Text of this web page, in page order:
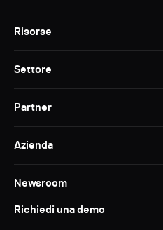
Risorse
Settore
Partner
Azienda
Newsroom
Richiedi una demo